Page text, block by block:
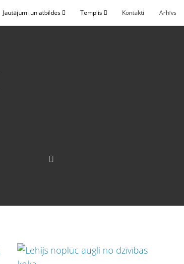
Jautājumi un atbildes Templis Kontakti Arhīvs